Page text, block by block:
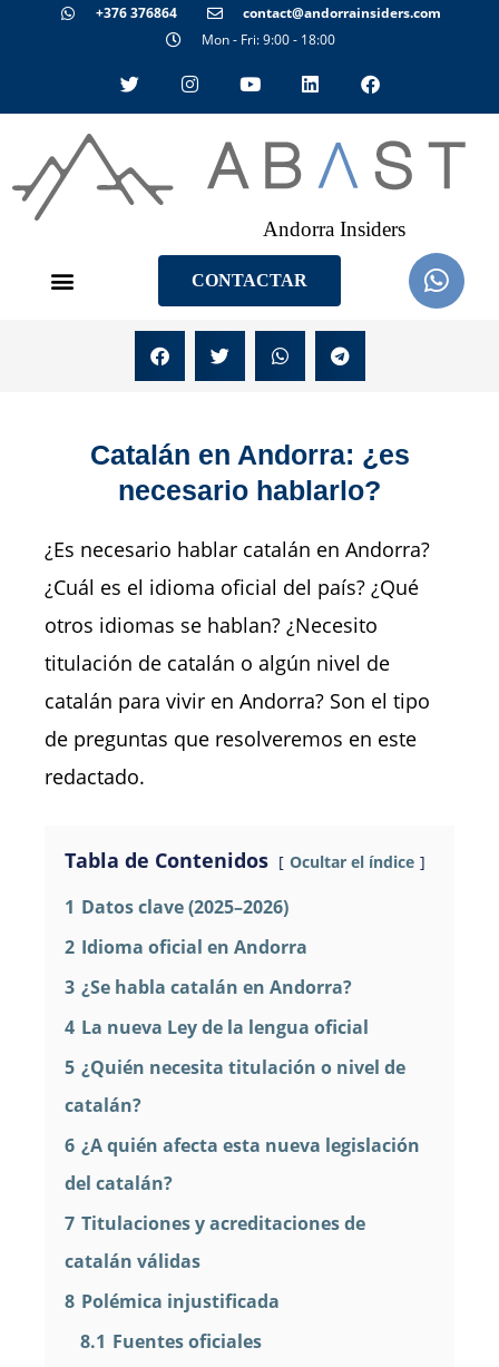
+376 376864
contact@andorrainsiders.com
Mon - Fri: 9:00 - 18:00
Andorra Insiders
CONTACTAR
Catalán en Andorra: ¿es
necesario hablarlo?
¿Es necesario hablar catalán en Andorra?
¿Cuál es el idioma oficial del país? ¿Qué
otros idiomas se hablan? ¿Necesito
titulación de catalán o algún nivel de
catalán para vivir en Andorra? Son el tipo
de preguntas que resolveremos en este
redactado.
Tabla de Contenidos Ocultar el índice
1 Datos clave (2025–2026)
2 Idioma oficial en Andorra
3 ¿Se habla catalán en Andorra?
4 La nueva Ley de la lengua oficial
5 ¿Quién necesita titulación o nivel de
catalán?
6 ¿A quién afecta esta nueva legislación
del catalán?
7 Titulaciones y acreditaciones de
catalán válidas
8 Polémica injustificada
8.1 Fuentes oficiales